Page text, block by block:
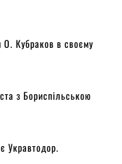
О. Кубраков в своєму
з Бориспільською
Укравтодор.